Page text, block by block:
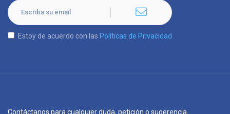
Estoy de acuerdo con las Políticas de Privacidad
Contáctanos para cualquier duda, petición o sugerencia.